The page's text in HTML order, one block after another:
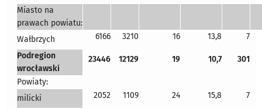
Miasto na
prawach powiatu:
Wałbrzych
6166 3210 16 13,8
7
Podregion
wrocławski
23446 12129 19 10,7 301
Powiaty:
milicki
2052 1109 24 15,8 7